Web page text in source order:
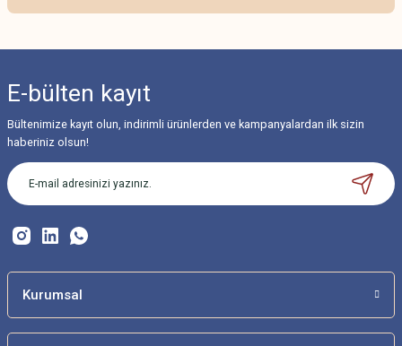
Görüş ve önerileriniz için teşekkür ederiz.
Ürün resmi kalitesiz, bozuk veya görüntülenemiyor.
Ürün açıklamasında eksik bilgiler bulunuyor.
Ürün bilgilerinde hatalar bulunuyor.
Bu ürüne benzer farklı alternatifler olmalı.
E-bülten kayıt
Bültenimize kayıt olun, indirimli ürünlerden ve kampanyalardan ilk sizin
haberiniz olsun!
Kurumsal